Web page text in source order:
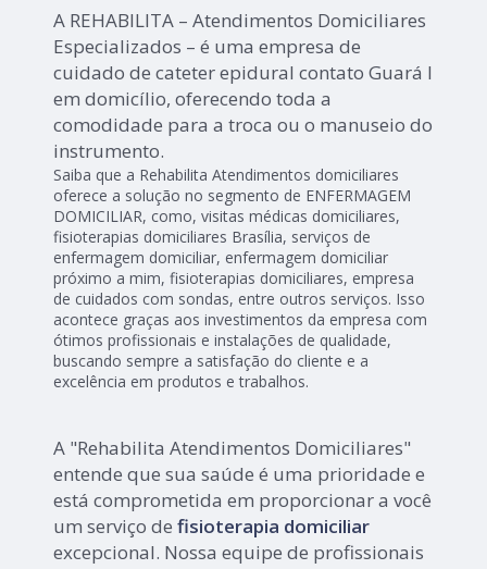
A REHABILITA – Atendimentos Domiciliares
Especializados – é uma empresa de
cuidado de cateter epidural contato Guará I
em domicílio, oferecendo toda a
comodidade para a troca ou o manuseio do
instrumento.
Saiba que a Rehabilita Atendimentos domiciliares
oferece a solução no segmento de ENFERMAGEM
DOMICILIAR, como, visitas médicas domiciliares,
fisioterapias domiciliares Brasília, serviços de
enfermagem domiciliar, enfermagem domiciliar
próximo a mim, fisioterapias domiciliares, empresa
de cuidados com sondas, entre outros serviços. Isso
acontece graças aos investimentos da empresa com
ótimos profissionais e instalações de qualidade,
buscando sempre a satisfação do cliente e a
excelência em produtos e trabalhos.
A "Rehabilita Atendimentos Domiciliares"
entende que sua saúde é uma prioridade e
está comprometida em proporcionar a você
um serviço defisioterapia domiciliar
excepcional. Nossa equipe de profissionais